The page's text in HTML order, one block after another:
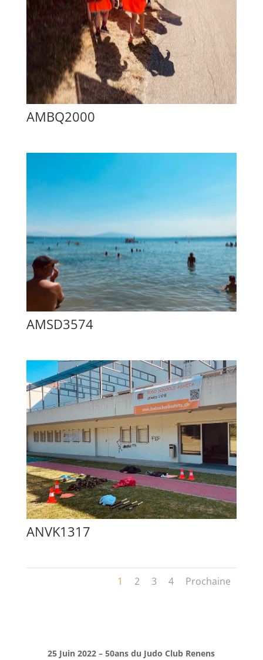
AMBQ2000
AMSD3574
ANVK1317
1 2 3 4 Prochaine
25 Juin 2022 – 50ans du Judo Club Renens